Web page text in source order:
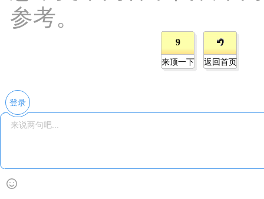
参考。
9
来顶一下 返回首页
登录